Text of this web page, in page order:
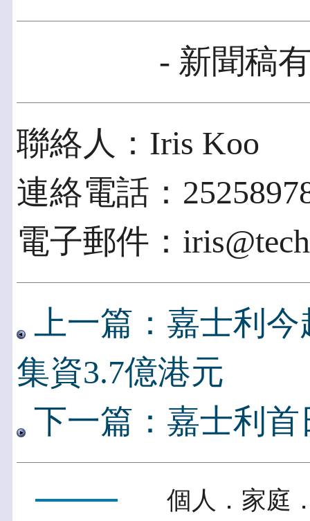
- 新聞稿
聯絡人：Iris Koo
連絡電話：
電子郵件：
上一篇：嘉士利
集資3.7億港元
下一篇：嘉士利
個人．家庭